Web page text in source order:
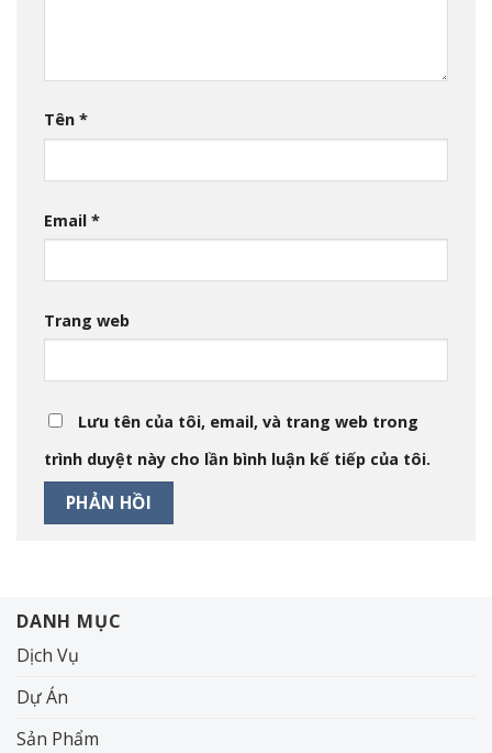
Tên *
Email *
Trang web
Lưu tên của tôi, email, và trang web trong
trình duyệt này cho lần bình luận kế tiếp của tôi.
DANH MỤC
Dịch Vụ
Dự Án
Sản Phẩm